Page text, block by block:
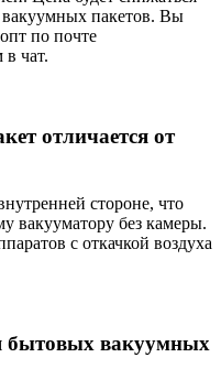
вакуумных пакетов. Вы
по почте
чат.
отличается от
стороне, что
вакууматору без камеры.
с откачкой воздуха
бытовых вакуумных